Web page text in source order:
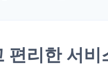
편리한 서